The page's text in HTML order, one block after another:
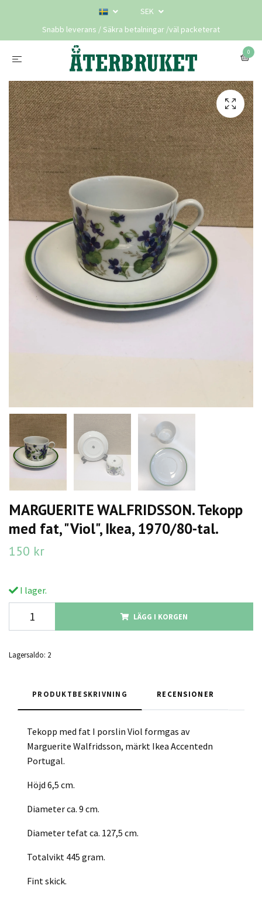
SEK
Snabb leverans / Säkra betalningar /väl packeterat
0
MARGUERITE WALFRIDSSON. Tekopp
med fat, "Viol", Ikea, 1970/80-tal.
150 kr
I lager.
LÄGG I KORGEN
Lagersaldo: 2
PRODUKTBESKRIVNING RECENSIONER
Tekopp med fat I porslin Viol formgas av
Marguerite Walfridsson, märkt Ikea Accentedn
Portugal.
Höjd 6,5 cm.
Diameter ca. 9 cm.
Diameter tefat ca. 127,5 cm.
Totalvikt 445 gram.
Fint skick.